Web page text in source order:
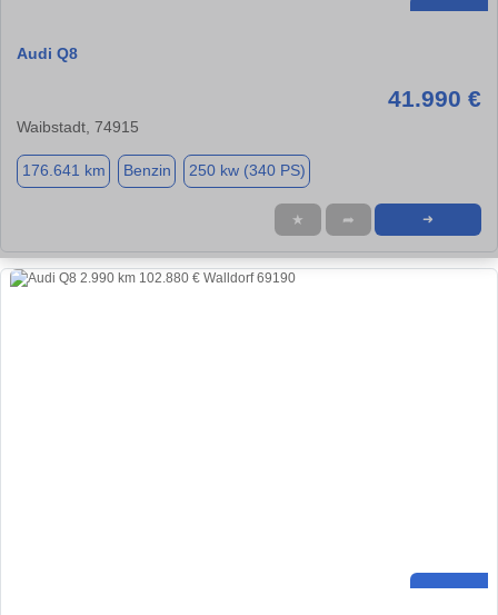
Audi Q8
41.990 €
Waibstadt, 74915
176.641 km Benzin 250 kw (340 PS)
★ ➦ ➜